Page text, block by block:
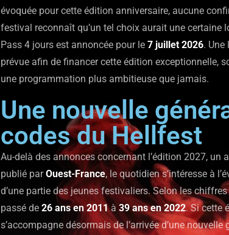
évoquée pour cette édition anniversaire, aucune
festival reconnaît qu’un tel choix aurait une certaine
Pass 4 jours est annoncée pour le 7 juillet 2026.
prévue afin de financer cette édition exceptionnelle,
une programmation plus ambitieuse que jamais.
Une nouvelle
codes du Hellfest
Au-delà des annonces concernant l’édition 2027,
publié parOuest-France, le quotidien s’intéresse à
d’une partie des jeunes festivaliers. Selon les
passé de 26 ans en 2011à 39 ans en 2022. Si cette
s’accompagne désormais de l’arrivée d’une